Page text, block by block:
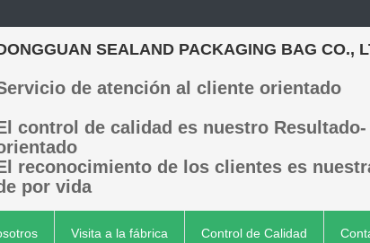
SEALAND PACKAGING BAG CO.,
de atención al cliente orientado
control de calidad es nuestro Resultado-
reconocimiento de los clientes es
por vida
Visita a la fábrica Control de Calidad